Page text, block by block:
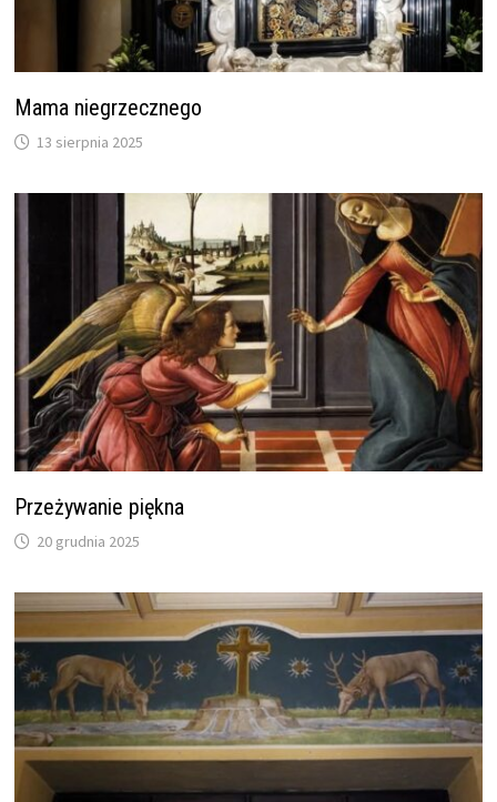
Mama niegrzecznego
13 sierpnia 2025
Przeżywanie piękna
20 grudnia 2025